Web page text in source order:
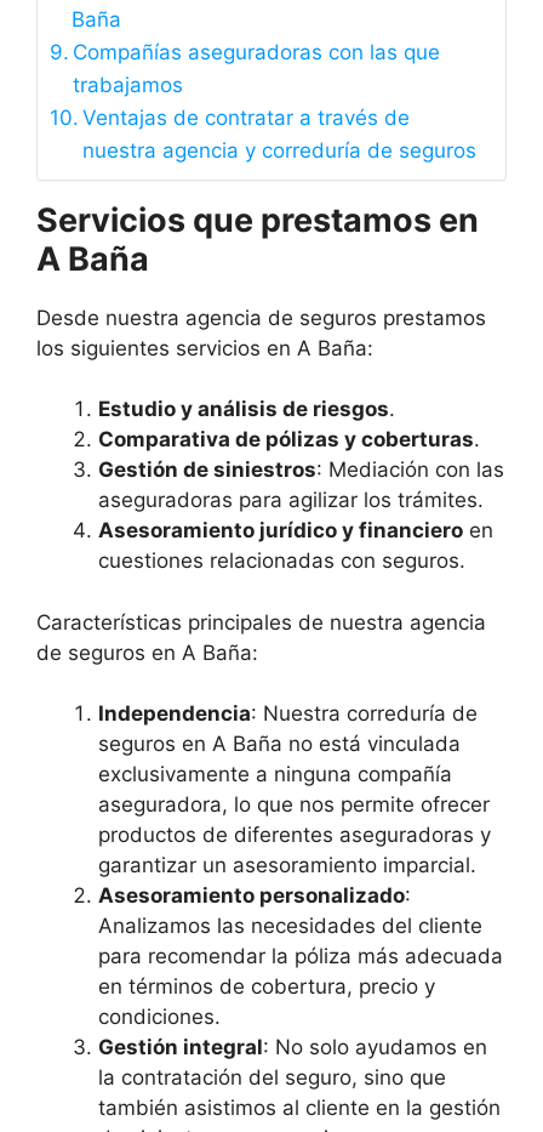
Baña
Compañías aseguradoras con las que
trabajamos
Ventajas de contratar a través de
nuestra agencia y correduría de seguros
Servicios que prestamos en
A Baña
Desde nuestra agencia de seguros prestamos
los siguientes servicios en A Baña:
Estudio y análisis de riesgos.
Comparativa de pólizas y coberturas.
Gestión de siniestros: Mediación con las
aseguradoras para agilizar los trámites.
Asesoramiento jurídico y financiero en
cuestiones relacionadas con seguros.
Características principales de nuestra agencia
de seguros en A Baña:
Independencia: Nuestra correduría de
seguros en A Baña no está vinculada
exclusivamente a ninguna compañía
aseguradora, lo que nos permite ofrecer
productos de diferentes aseguradoras y
garantizar un asesoramiento imparcial.
Asesoramiento personalizado:
Analizamos las necesidades del cliente
para recomendar la póliza más adecuada
en términos de cobertura, precio y
condiciones.
Gestión integral: No solo ayudamos en
la contratación del seguro, sino que
también asistimos al cliente en la gestión